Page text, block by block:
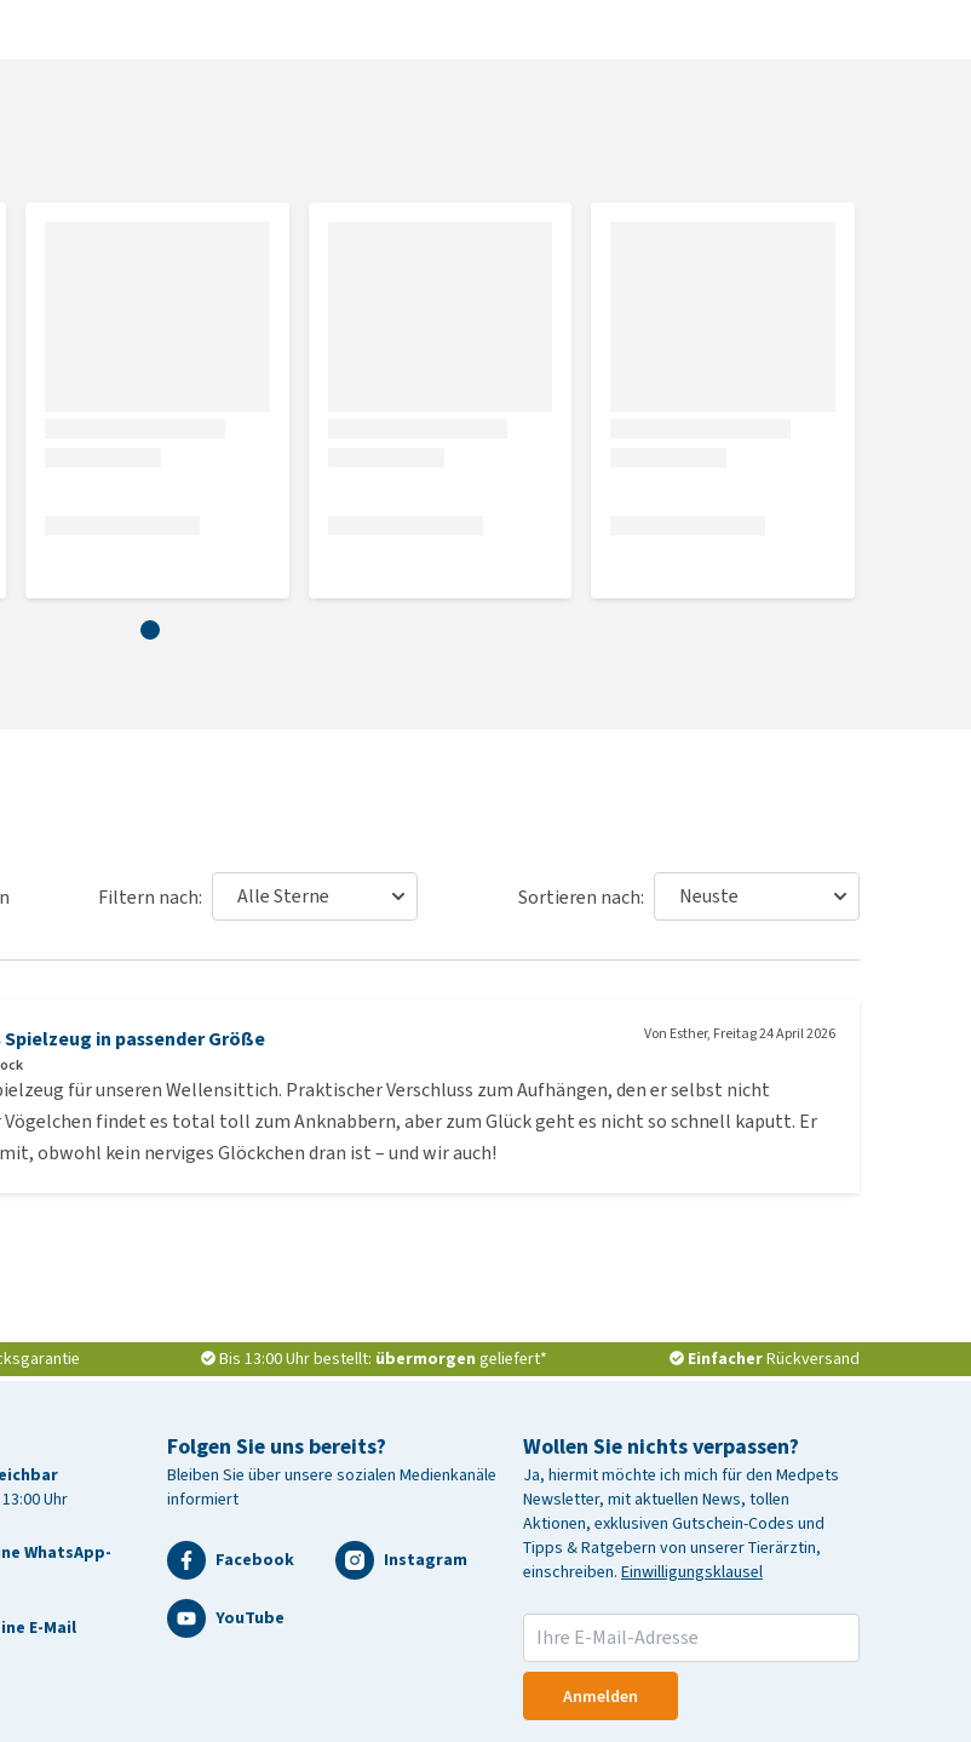
Filtern nach: Sortieren nach:
in passender Größe Von Esther, Freitag 24 April 2026
für unseren Wellensittich. Praktischer Verschluss zum Aufhängen, den er selbst nicht
findet es total toll zum Anknabbern, aber zum Glück geht es nicht so schnell kaputt. Er
obwohl kein nerviges Glöckchen dran ist – und wir auch!
Bis 13:00 Uhr bestellt: übermorgen geliefert* EinfacherRückversand
Uhr
WhatsApp-
E-Mail
Wollen Sie nichts verpassen?
Ja, hiermit möchte ich mich für den Medpets
Newsletter, mit aktuellen News, tollen
Aktionen, exklusiven Gutschein-Codes und
Tipps & Ratgebern von unserer Tierärztin,
einschreiben. Einwilligungsklausel
Anmelden
Folgen Sie uns bereits?
Bleiben Sie über unsere sozialen Medienkanäle
informiert
Facebook Instagram
YouTube